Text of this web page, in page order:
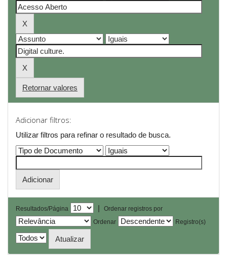
Retornar valores
Adicionar filtros:
Utilizar filtros para refinar o resultado de busca.
Resultados/Página |
Ordenar registros por
Ordenar
Registro(s)